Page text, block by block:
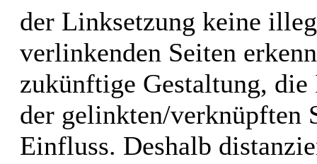
der Linksetzung keine
verlinkenden Seiten
zukünftige Gestaltung,
der gelinkten/verknüpften
Einfluss. Deshalb